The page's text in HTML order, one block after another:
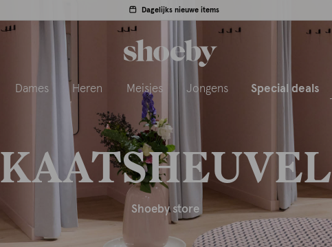
Dagelijks nieuwe items
Dames Heren Meisjes Jongens Special deals
KAATSHEUVEL
Shoeby store